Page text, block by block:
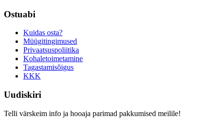
Ostuabi
Kuidas osta?
Müügitingimused
Privaatsuspoliitika
Kohaletoimetamine
Tagastamisõigus
KKK
Uudiskiri
Telli värskeim info ja hooaja parimad pakkumised meilile!